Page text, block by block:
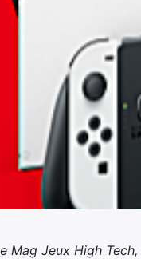
Mag Jeux High Tech,